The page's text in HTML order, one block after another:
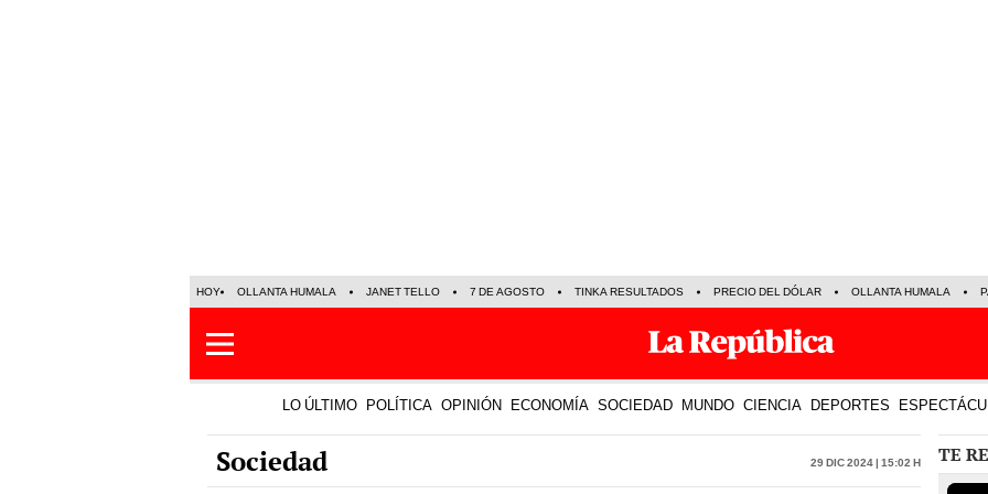
HOY OLLANTA HUMALA JANET TELLO 7 DE AGOSTO TINKA RESULTADOS PRECIO DEL DÓLAR OLLANTA HUMALA
LO ÚLTIMO POLÍTICA OPINIÓN ECONOMÍA SOCIEDAD MUNDO CIENCIA DEPORTES
Sociedad 29 Dic 2024 | 15:02 h TE